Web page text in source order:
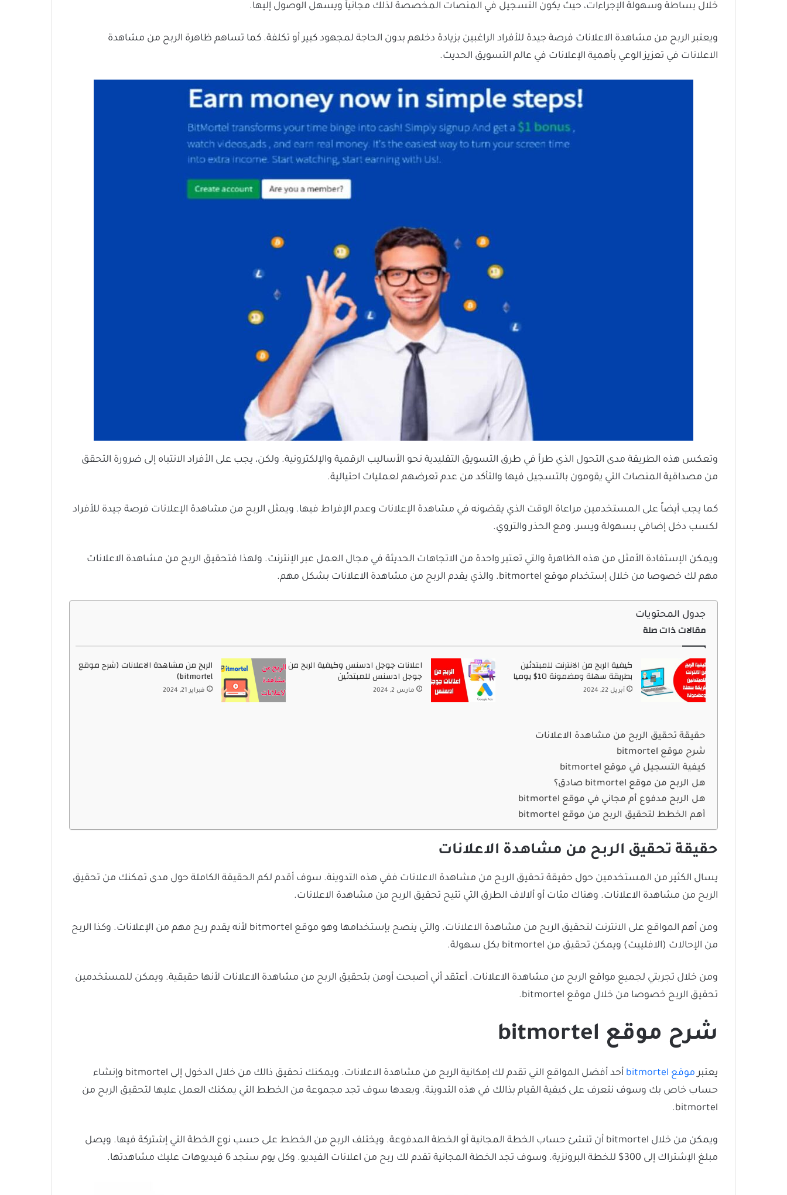
خلال بساطة وسهولة الإجراءات، حيث يكون التسجيل في المنصات المخصصة لذلك مجانياً ويسهل الوصول إليها.
ويعتبر الربح من مشاهدة الاعلانات فرصة جيدة للأفراد الراغبين بزيادة دخلهم بدون الحاجة لمجهود كبير أو تكلفة. كما تساهم ظاهرة الربح من مشاهدة
الاعلانات في تعزيز الوعي بأهمية الإعلانات في عالم التسويق الحديث.
وتعكس هذه الطريقة مدى التحول الذي طرأ في طرق التسويق التقليدية نحو الأساليب الرقمية والإلكترونية. ولكن، يجب على الأفراد الانتباه إلى ضرورة التحقق
من مصداقية المنصات التي يقومون بالتسجيل فيها والتأكد من عدم تعرضهم لعمليات احتيالية.
كما يجب أيضاً على المستخدمين مراعاة الوقت الذي يقضونه في مشاهدة الإعلانات وعدم الإفراط فيها. ويمثل الربح من مشاهدة الإعلانات فرصة جيدة للأفراد
لكسب دخل إضافي بسهولة ويسر. ومع الحذر والتروي.
ويمكن الإستفادة الأمثل من هذه الظاهرة والتي تعتبر واحدة من الاتجاهات الحديثة في مجال العمل عبر الإنترنت. ولهذا فتحقيق الربح من مشاهدة الاعلانات
مهم لك خصوصا من خلال إستخدام موقع bitmortel. والذي يقدم الربح من مشاهدة الاعلانات بشكل مهم.
جدول المحتويات
مقالات ذات صلة
كيفية الربح من الانترنت للمبتدئين
بطريقة سهلة ومضمونة 10$ يوميا
أبريل 22, 2024
اعلانات جوجل ادسنس وكيفية الربح من
جوجل ادسنس للمبتدئين
مارس 2, 2024
الربح من مشاهدة الاعلانات (شرح موقع
bitmortel)
فبراير 21, 2024
حقيقة تحقيق الربح من مشاهدة الاعلانات
شرح موقع bitmortel
كيفية التسجيل في موقع bitmortel
هل الربح من موقع bitmortel صادق؟
هل الربح مدفوع أم مجاني في موقع bitmortel
أهم الخطط لتحقيق الربح من موقع bitmortel
حقيقة تحقيق الربح من مشاهدة الاعلانات
يسال الكثير من المستخدمين حول حقيقة تحقيق الربح من مشاهدة الاعلانات ففي هذه التدوينة. سوف أقدم لكم الحقيقة الكاملة حول مدى تمكنك من تحقيق
الربح من مشاهدة الاعلانات. وهناك مئات أو ألالاف الطرق التي تتيح تحقيق الربح من مشاهدة الاعلانات.
ومن أهم المواقع على الانترنت لتحقيق الربح من مشاهدة الاعلانات. والتي ينصح بإستخدامها وهو موقع bitmortel لأنه يقدم ربح مهم من الإعلانات. وكذا الربح
من الإحالات (الافلييت) ويمكن تحقيق من bitmortel بكل سهولة.
ومن خلال تجربتي لجميع مواقع الربح من مشاهدة الاعلانات. أعتقد أني أصبحت أومن بتحقيق الربح من مشاهدة الاعلانات لأنها حقيقية. ويمكن للمستخدمين
تحقيق الربح خصوصا من خلال موقع bitmortel.
شرح موقع bitmortel
يعتبر موقع bitmortel
أحد أفضل المواقع التي تقدم لك إمكانية الربح من مشاهدة الاعلانات. ويمكنك تحقيق ذالك من خلال الدخول إلى bitmortel وإنشاء
حساب خاص بك وسوف نتعرف على كيفية القيام بذالك في هذه التدوينة. وبعدها سوف تجد مجموعة من الخطط التي يمكنك العمل عليها لتحقيق الربح من
bitmortel.
ويمكن من خلال bitmortel أن تنشئ حساب الخطة المجانية أو الخطة المدفوعة. ويختلف الربح من الخطط على حسب نوع الخطة التي إشتركة فيها. ويصل
مبلغ الإشتراك إلى 300$ للخطة البرونزية. وسوف تجد الخطة المجانية تقدم لك ربح من اعلانات الفيديو. وكل يوم ستجد 6 فيديوهات عليك مشاهدتها.